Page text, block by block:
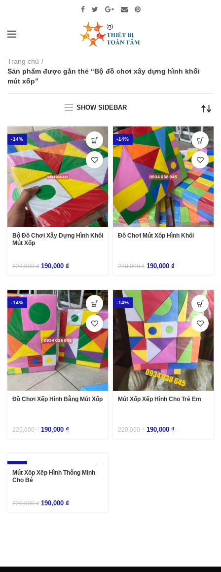
Trang chủ
Sản phẩm được gắn thẻ “Bộ đồ chơi xây dựng hình khối
mút xốp”
SHOW SIDEBAR
-14%
Bộ Đồ Chơi Xây Dựng Hình Khối
Mút Xốp
220,000₫ 190,000 ₫
-14%
Đồ Chơi Mút Xốp Hình Khối
220,000₫ 190,000 ₫
-14%
Đồ Chơi Xếp Hình Bằng Mút Xốp
220,000₫ 190,000 ₫
-14%
Mút Xốp Xếp Hình Cho Trẻ Em
220,000₫ 190,000 ₫
-14%
Mút Xốp Xếp Hình Thông Minh
Cho Bé
220,000₫ 190,000 ₫